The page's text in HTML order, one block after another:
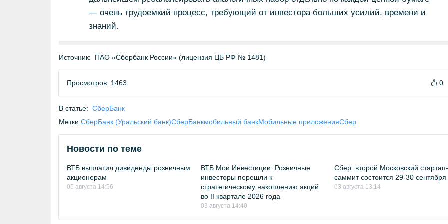
— очень трудоемкий процесс, требующий от инвестора больших усилий, времени и
знаний.
Источник: ПАО «Сбербанк России» (лицензия ЦБ РФ № 1481)
Просмотров: 1463 0
В статье: СберБанк
Метки:СберБанк (Уральский банк)СберБанкмобильный банкМобильные приложенияСбер
Новости по теме
ВТБ выплатил дивиденды розничным
акционерам
05 августа 14:56
ВТБ Мои Инвестиции: Розничные
инвесторы перешли к
стратегическому накоплению акций
во II квартале 2026 года
03 августа 14:40
Сбер: второй Московский
саммит состоится 29-30 сентября
03 августа 13:14